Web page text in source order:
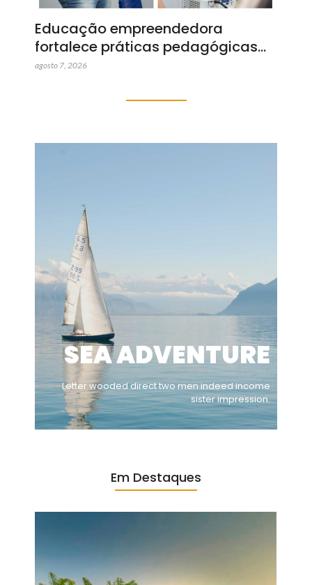
Educação empreendedora
fortalece práticas pedagógicas…
agosto 7, 2026
SEA ADVENTURE
Letter wooded direct two men indeed income
sister impression.
Em Destaques